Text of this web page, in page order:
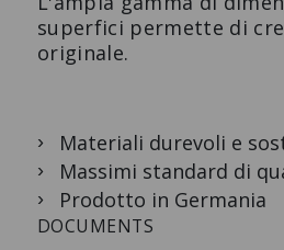
superfici permette di
originale.
Materiali durevoli e
Massimi standard di
Prodotto in Germania
DOCUMENTS